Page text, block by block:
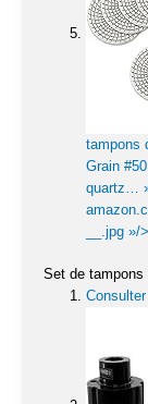
tampons
Grain
quartz…
__.jpg »/>
Set de tampons